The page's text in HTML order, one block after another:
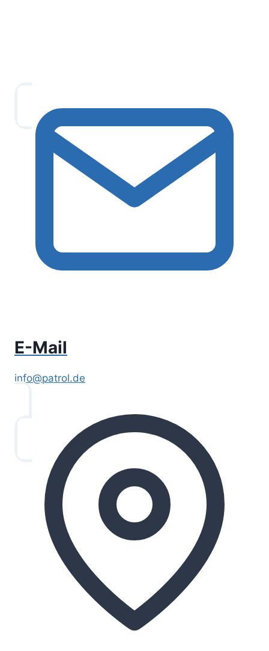
E-Mail
info@patrol.de